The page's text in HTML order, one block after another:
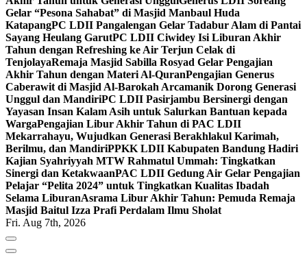
Gelar “Pesona Sahabat” di Masjid Manbaul Huda
KatapangPC LDII Pangalengan Gelar Tadabur Alam di Pantai
Sayang Heulang GarutPC LDII Ciwidey Isi Liburan Akhir
Tahun dengan Refreshing ke Air Terjun Celak di
TenjolayaRemaja Masjid Sabilla Rosyad Gelar Pengajian
Akhir Tahun dengan Materi Al-QuranPengajian Generus
Caberawit di Masjid Al-Barokah Arcamanik Dorong Generasi
Unggul dan MandiriPC LDII Pasirjambu Bersinergi dengan
Yayasan Insan Kalam Asih untuk Salurkan Bantuan kepada
WargaPengajian Libur Akhir Tahun di PAC LDII
Mekarrahayu, Wujudkan Generasi Berakhlakul Karimah,
Berilmu, dan MandiriPPKK LDII Kabupaten Bandung Hadiri
Kajian Syahriyyah MTW Rahmatul Ummah: Tingkatkan
Sinergi dan KetakwaanPAC LDII Gedung Air Gelar Pengajian
Pelajar “Pelita 2024” untuk Tingkatkan Kualitas Ibadah
Selama LiburanAsrama Libur Akhir Tahun: Pemuda Remaja
Masjid Baitul Izza Prafi Perdalam Ilmu Sholat
Fri. Aug 7th, 2026